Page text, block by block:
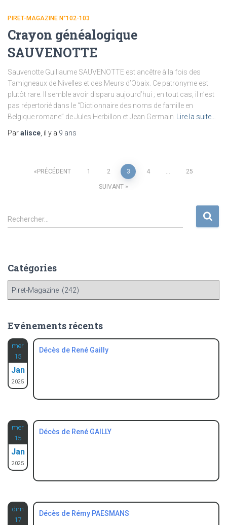
PIRET-MAGAZINE N°102-103
Crayon généalogique
SAUVENOTTE
Sauvenotte Guillaume SAUVENOTTE est ancêtre à la fois des
Tamigneaux de Nivelles et des Meurs d’Obaix. Ce patronyme est
plutôt rare. Il semble avoir disparu aujourd’hui ; en tout cas, il n’est
pas répertorié dans le “Dictionnaire des noms de famille en
Belgique romane” de Jules Herbillon et Jean Germain
Lire la suite…
Paralisce , il y a 9 ans
Pagination
publications
PRÉCÉDENT 1 2 3 4 … 25
SUIVANT
R
e
r
c
Rechercher…
Catégories
g
o
i
s
Evénements récents
mer
15
Jan
2025
Décès de René Gailly
mer
15
Jan
2025
Décès de René GAILLY
dim
17
Décès de Rémy PAESMANS